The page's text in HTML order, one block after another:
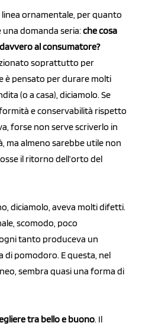
linea ornamentale, per quanto
domanda seria:che cosa
al consumatore?
soprattutto per
è pensato per durare molti
(o a casa), diciamolo. Se
e conservabilità rispetto
forse non serve scriverlo in
ma almeno sarebbe utile non
il ritorno dell’orto del
diciamolo, aveva molti difetti.
scomodo, poco
tanto produceva un
di pomodoro. E questa, nel
sembra quasi una forma di
tra bello e buono. Il